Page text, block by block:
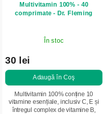
Multivitamin 100% - 40
comprimate - Dr. Fleming
În stoc
30 lei
Adaugă în Coş
Multivitamin 100% conține 10
vitamine esențiale, inclusiv C, E și
întregul complex de vitamine B,